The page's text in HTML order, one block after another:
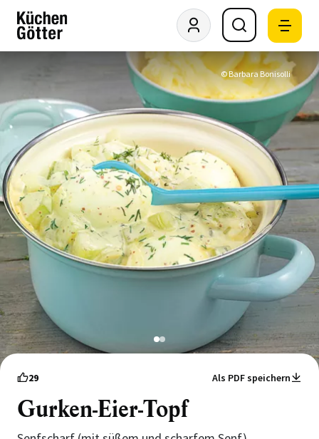
© Barbara Bonisolli
12
29 Als PDF speichern
Gurken-Eier-Topf